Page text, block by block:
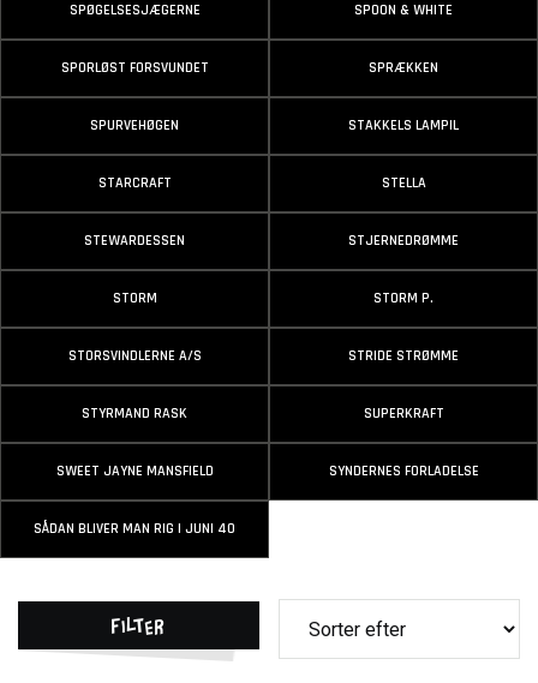
SPØGELSESJÆGERNE SPOON & WHITE
SPORLØST FORSVUNDET SPRÆKKEN
SPURVEHØGEN STAKKELS LAMPIL
STARCRAFT STELLA
STEWARDESSEN STJERNEDRØMME
STORM STORM P.
STORSVINDLERNE A/S STRIDE STRØMME
STYRMAND RASK SUPERKRAFT
SWEET JAYNE MANSFIELD SYNDERNES FORLADELSE
SÅDAN BLIVER MAN RIG I JUNI 40
Filter